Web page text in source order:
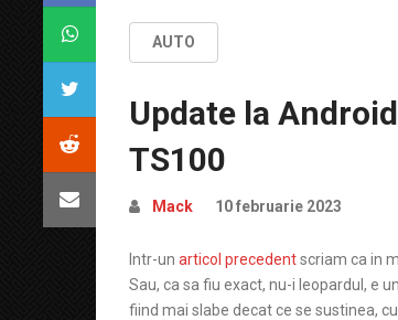
AUTO
Update la
TS100
Mack 10 februarie 2023
Intr-un articol precedentscriam ca in
Sau, ca sa fiu exact, nu-i leopardul, e
fiind mai slabe decat ce se sustinea,